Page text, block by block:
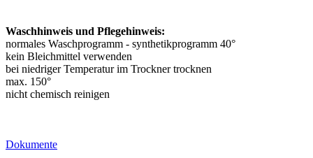
Waschhinweis und Pflegehinweis:
normales Waschprogramm - synthetikprogramm 40°
kein Bleichmittel verwenden
bei niedriger Temperatur im Trockner trocknen
max. 150°
nicht chemisch reinigen
Dokumente